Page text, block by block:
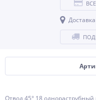
Отвод 45° 18